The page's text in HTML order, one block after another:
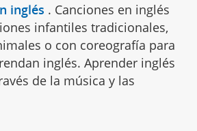
inglés . Canciones en inglés
infantiles tradicionales,
o con coreografía para
inglés. Aprender inglés
de la música y las